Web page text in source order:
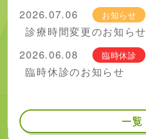
2026.07.06
お知らせ
診療時間変更のお知らせ
2026.06.08
臨時休診
臨時休診のお知らせ
一覧